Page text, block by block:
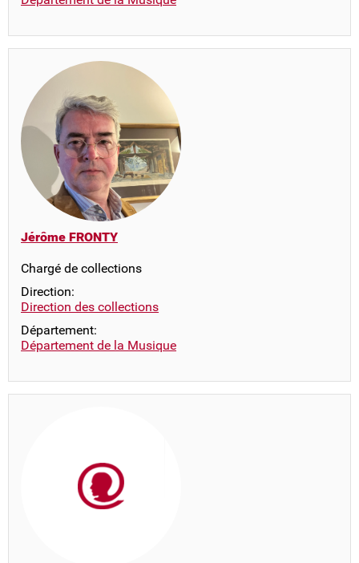
Jérôme FRONTY
Chargé de collections
Direction:
Direction des collections
Département:
Département de la Musique